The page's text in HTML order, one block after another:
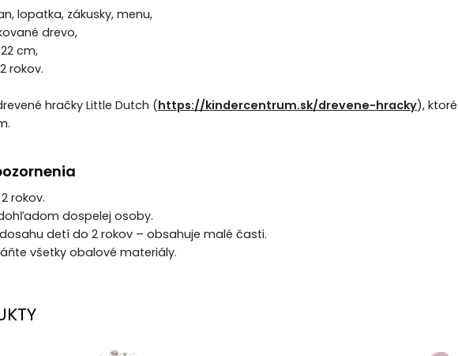
lopatka, zákusky, menu,
drevo,
cm,
rokov.
hračky Little Dutch (https://kindercentrum.sk/drevene-hracky),
rokov.
dospelej osoby.
detí do 2 rokov – obsahuje malé časti.
všetky obalové materiály.